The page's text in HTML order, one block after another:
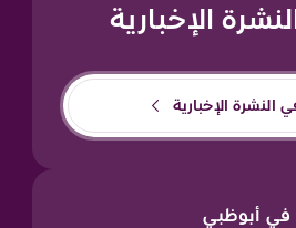
الإخبارية
النشرة الإخبارية
في أبوظبي